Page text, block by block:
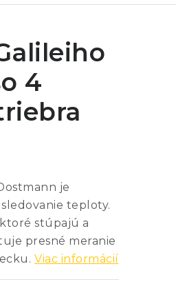
4
je
teploty.
stúpajú a
presné meranie
Viac informácií